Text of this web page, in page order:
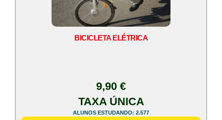
BICICLETA ELÉTRICA
9,90 €
TAXA ÚNICA
ALUNOS ESTUDANDO: 2.577